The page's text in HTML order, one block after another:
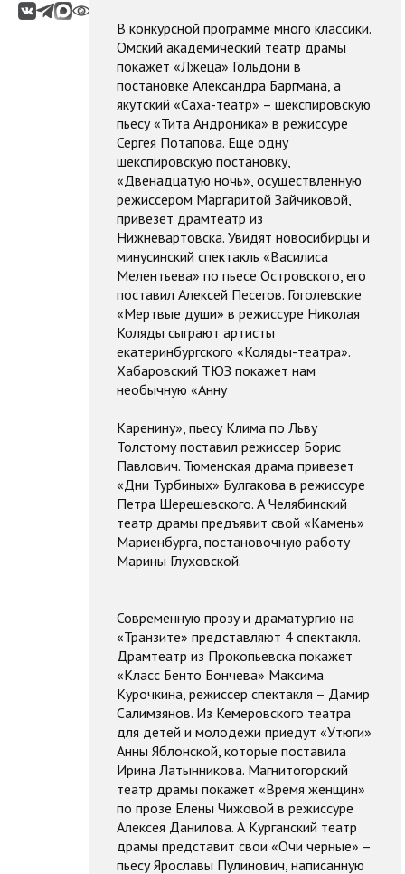
В конкурсной программе много классики.
Омский академический театр драмы
покажет «Лжеца» Гольдони в
постановке Александра Баргмана, а
якутский «Саха-театр» – шекспировскую
пьесу «Тита Андроника» в режиссуре
Сергея Потапова. Еще одну
шекспировскую постановку,
«Двенадцатую ночь», осуществленную
режиссером Маргаритой Зайчиковой,
привезет драмтеатр из
Нижневартовска. Увидят новосибирцы и
минусинский спектакль «Василиса
Мелентьева» по пьесе Островского, его
поставил Алексей Песегов. Гоголевские
«Мертвые души» в режиссуре Николая
Коляды сыграют артисты
екатеринбургского «Коляды-театра».
Хабаровский ТЮЗ покажет нам
необычную «Анну
Каренину», пьесу Клима по Льву
Толстому поставил режиссер Борис
Павлович. Тюменская драма привезет
«Дни Турбиных» Булгакова в режиссуре
Петра Шерешевского. А Челябинский
театр драмы предъявит свой «Камень»
Мариенбурга, постановочную работу
Марины Глуховской.
Современную прозу и драматургию на
«Транзите» представляют 4 спектакля.
Драмтеатр из Прокопьевска покажет
«Класс Бенто Бончева» Максима
Курочкина, режиссер спектакля – Дамир
Салимзянов. Из Кемеровского театра
для детей и молодежи приедут «Утюги»
Анны Яблонской, которые поставила
Ирина Латынникова. Магнитогорский
театр драмы покажет «Время женщин»
по прозе Елены Чижовой в режиссуре
Алексея Данилова. А Курганский театр
драмы представит свои «Очи черные» –
пьесу Ярославы Пулинович, написанную